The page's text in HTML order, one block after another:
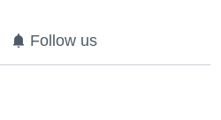
Follow us